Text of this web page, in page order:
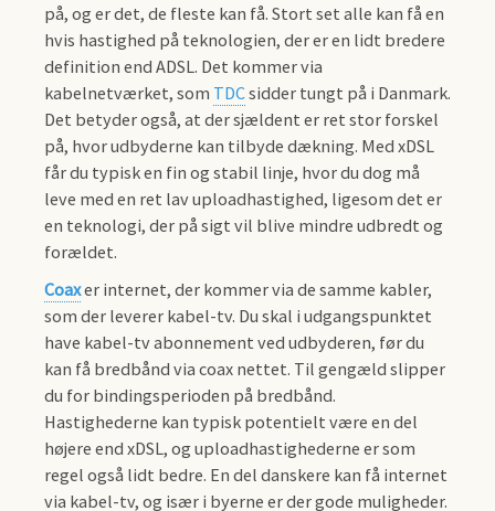
på, og er det, de fleste kan få. Stort set alle kan få en
hvis hastighed på teknologien, der er en lidt bredere
definition end ADSL. Det kommer via
kabelnetværket, som TDCsidder tungt på i Danmark.
Det betyder også, at der sjældent er ret stor forskel
på, hvor udbyderne kan tilbyde dækning. Med xDSL
får du typisk en fin og stabil linje, hvor du dog må
leve med en ret lav uploadhastighed, ligesom det er
en teknologi, der på sigt vil blive mindre udbredt og
forældet.
Coaxer internet, der kommer via de samme kabler,
som der leverer kabel-tv. Du skal i udgangspunktet
have kabel-tv abonnement ved udbyderen, før du
kan få bredbånd via coax nettet. Til gengæld slipper
du for bindingsperioden på bredbånd.
Hastighederne kan typisk potentielt være en del
højere end xDSL, og uploadhastighederne er som
regel også lidt bedre. En del danskere kan få internet
via kabel-tv, og især i byerne er der gode muligheder.